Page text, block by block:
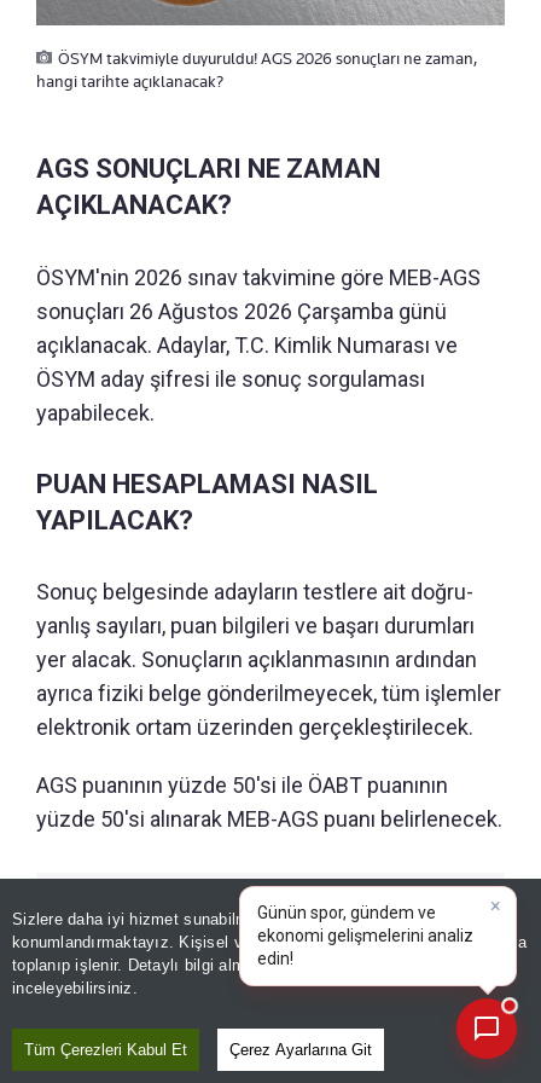
Sizlere daha iyi hizmet sunabilmek adına sitemizdeçerez
konumlandırmaktayız. Kişisel verileriniz, KVKK ve GDPR kapsamında
toplanıp işlenir. Detaylı bilgi almak için
inceleyebilirsiniz.
Tüm Çerezleri Kabul Et Çerez Ayarlarına Git
ÖSYM takvimiyle duyuruldu! AGS 2026 sonuçları ne zaman,
hangi tarihte açıklanacak?
AGS SONUÇLARI NE ZAMAN
AÇIKLANACAK?
ÖSYM'nin 2026 sınav takvimine göre MEB-AGS
sonuçları 26 Ağustos 2026 Çarşamba günü
açıklanacak. Adaylar, T.C. Kimlik Numarası ve
ÖSYM aday şifresi ile sonuç sorgulaması
yapabilecek.
PUAN HESAPLAMASI NASIL
YAPILACAK?
Sonuç belgesinde adayların testlere ait doğru-
yanlış sayıları, puan bilgileri ve başarı durumları
yer alacak. Sonuçların açıklanmasının ardından
ayrıca fiziki belge gönderilmeyecek, tüm işlemler
elektronik ortam üzerinden gerçekleştirilecek.
AGS puanının yüzde 50'si ile ÖABT puanının
yüzde 50'si alınarak MEB-AGS puanı belirlenecek.
×
Günün spor, gündem ve
ekonomi gelişmelerini analiz
edin!